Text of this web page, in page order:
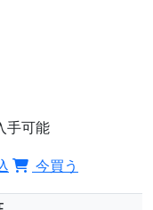
手可能
今買う